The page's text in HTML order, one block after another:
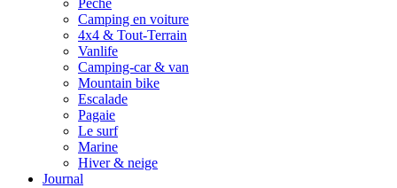
Pêche
Camping en voiture
4x4 & Tout-Terrain
Vanlife
Camping-car & van
Mountain bike
Escalade
Pagaie
Le surf
Marine
Hiver & neige
Journal